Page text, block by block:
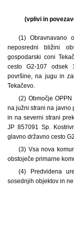
(vplivi in
(1) Obravnavano
neposredni bližini
gospodarski coni
cesto G2-107 odsek
površine, na jugu in
Tekačevo.
(2) Območje
na južni strani na javno
in na severni strani
JP 857091 Sp.
glavno državno cesto
(3) Vsa nova
obstoječe primarne
(4) Predvidena
sosednjih objektov in